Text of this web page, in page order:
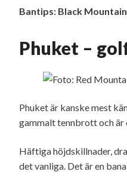
Bantips: Black
Phuket –
Phuket är kanske mest
gammalt tennbrott och är
Häftiga höjdskillnader,
det vanliga. Det är en